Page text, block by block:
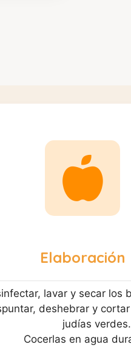
Elaboración
lavar y secar los
deshebrar y
judías verdes.
Cocerlas en agua